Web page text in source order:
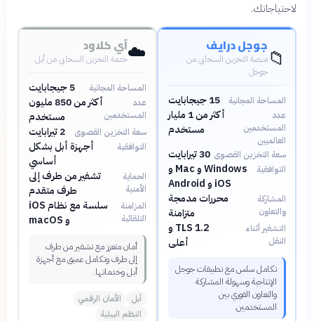
لاحتياجاتك.
📁جوجل درايف
منصة التخزين السحابي من
جوجل
المساحة المجانية 15 جيجابايت
عدد
المستخدمين
العالميين
أكثر من 1 مليار
مستخدم
سعة التخزين القصوى 30 تيرابايت
التوافقية
Windows و Mac و
iOS و Android
المشاركة
والتعاون
محررات مدمجة
متزامنة
التشفير أثناء
النقل
TLS 1.2 و
أعلى
تكامل سلس مع تطبيقات جوجل
الإنتاجية وسهولة المشاركة
والتعاون الفوري بين
المستخدمين.
☁️آي كلاود
خدمة التخزين السحابي من أبل
المساحة المجانية 5 جيجابايت
عدد
المستخدمين
أكثر من 850 مليون
مستخدم
سعة التخزين القصوى 2 تيرابايت
التوافقية
أجهزة أبل بشكل
أساسي
الحماية
الأمنية
تشفير من طرف إلى
طرف متقدم
المزامنة
التلقائية
سلسة مع نظام iOS
و macOS
أمان متعزز مع تشفير من طرف
إلى طرف وتكامل عميق مع أجهزة
أبل وخدماتها.
أبل
الأمان الرقمي
النظم البيئية